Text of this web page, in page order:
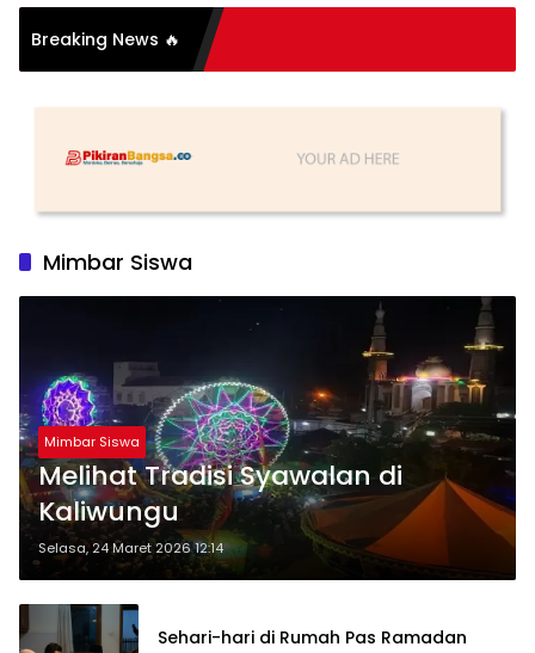
Breaking News 🔥
Mimbar Siswa
Mimbar Siswa
Melihat Tradisi Syawalan di
Kaliwungu
Selasa, 24 Maret 2026 12:14
Sehari-hari di Rumah Pas Ramadan